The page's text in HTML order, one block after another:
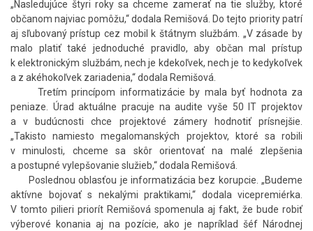
„Nasledujúce štyri roky sa chceme zamerať na tie služby, ktoré
občanom najviac pomôžu,“ dodala Remišová. Do tejto priority patrí
aj sľubovaný prístup cez mobil k štátnym službám. „V zásade by
malo platiť také jednoduché pravidlo, aby občan mal prístup
k elektronickým službám, nech je kdekoľvek, nech je to kedykoľvek
a z akéhokoľvek zariadenia,“ dodala Remišová.
Tretím princípom informatizácie by mala byť hodnota za
peniaze. Úrad aktuálne pracuje na audite vyše 50 IT projektov
a v budúcnosti chce projektové zámery hodnotiť prísnejšie.
„Takisto namiesto megalomanských projektov, ktoré sa robili
v minulosti, chceme sa skôr orientovať na malé zlepšenia
a postupné vylepšovanie služieb,“ dodala Remišová.
Poslednou oblasťou je informatizácia bez korupcie. „Budeme
aktívne bojovať s nekalými praktikami,“ dodala vicepremiérka.
V tomto pilieri priorít Remišová spomenula aj fakt, že bude robiť
výberové konania aj na pozície, ako je napríklad šéf Národnej